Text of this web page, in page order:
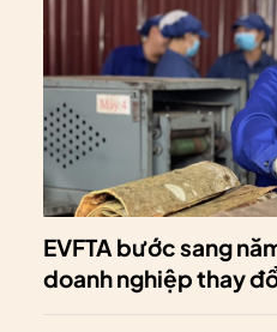
EVFTA bước sang
doanh nghiệp thay